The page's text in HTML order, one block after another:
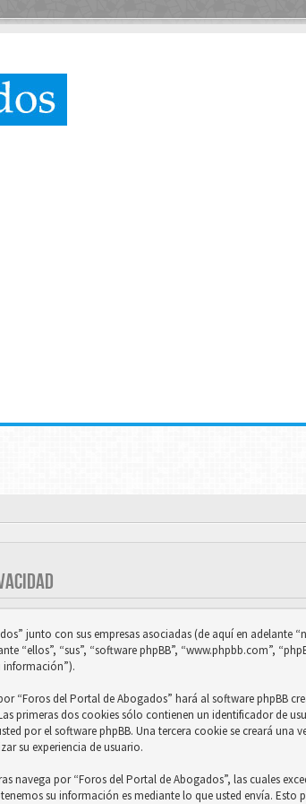
junto con sus empresas asociadas (de aquí en adelante
“ellos”, “sus”, “software phpBB”, “www.phpbb.com”,
información”).
“Foros del Portal de Abogados” hará al software phpBB
primeras dos cookies sólo contienen un identificador de
por el software phpBB. Una tercera cookie se creará una
su experiencia de usuario.
navega por “Foros del Portal de Abogados”, las cuales
su información es mediante lo que usted envía.